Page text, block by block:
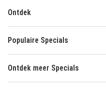
Ontdek
Populaire Specials
Ontdek meer Specials